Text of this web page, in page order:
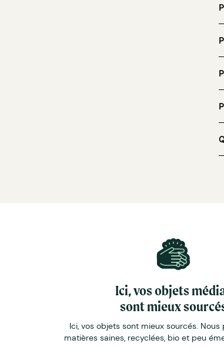
Ici, vos objets
sont mieux
Ici, vos objets sont mieux sourcés. Nous
matières saines, recyclées, bio et peu